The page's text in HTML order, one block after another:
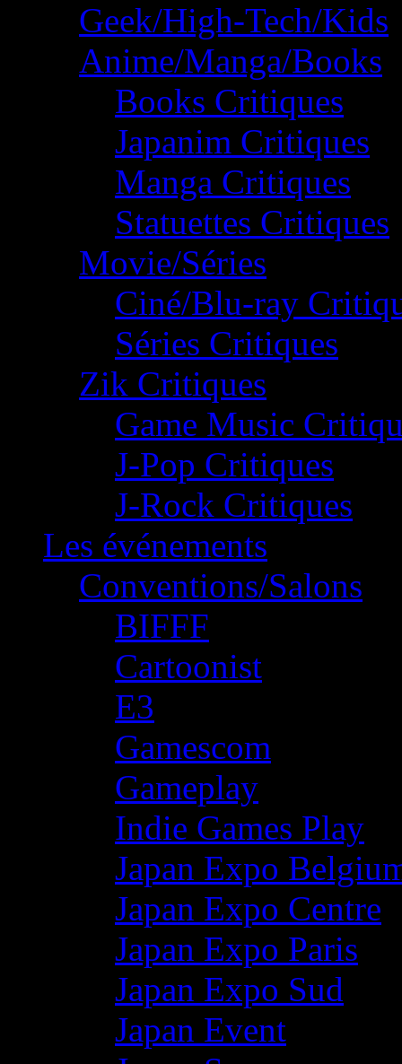
Geek/High-Tech/Kids
Anime/Manga/Books
Books Critiques
Japanim Critiques
Manga Critiques
Statuettes Critiques
Movie/Séries
Ciné/Blu-ray
Séries Critiques
Zik Critiques
Game Music
J-Pop Critiques
J-Rock Critiques
Les événements
Conventions/Salons
BIFFF
Cartoonist
E3
Gamescom
Gameplay
Indie Games Play
Japan Expo
Japan Expo Centre
Japan Expo Paris
Japan Expo Sud
Japan Event